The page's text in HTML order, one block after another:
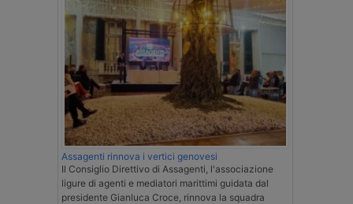
Assagenti rinnova i vertici genovesi
Il Consiglio Direttivo di Assagenti, l'associazione
ligure di agenti e mediatori marittimi guidata dal
presidente Gianluca Croce, rinnova la squadra